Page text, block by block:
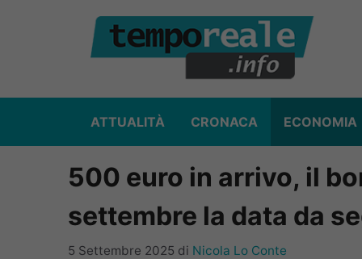
ATTUALITÀ CRONACA ECONOMIA
500 euro in arrivo, il
settembre la data da
5 Settembre 2025 di Nicola Lo Conte